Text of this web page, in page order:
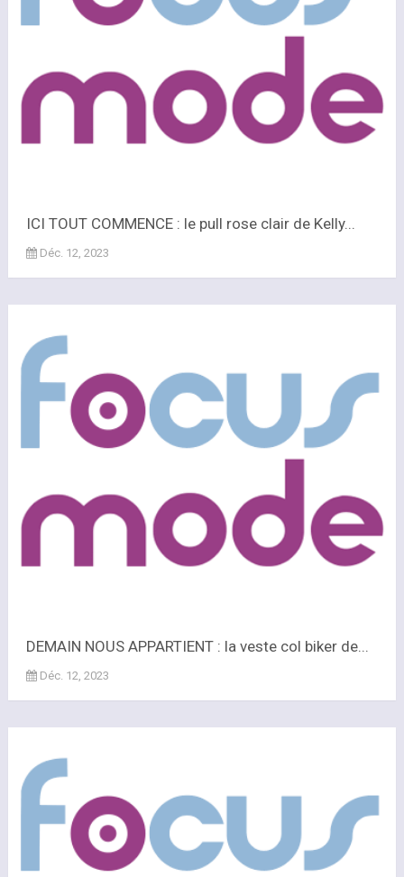
ICI TOUT COMMENCE : le pull rose clair de Kelly...
Déc. 12, 2023
DEMAIN NOUS APPARTIENT : la veste col biker de...
Déc. 12, 2023